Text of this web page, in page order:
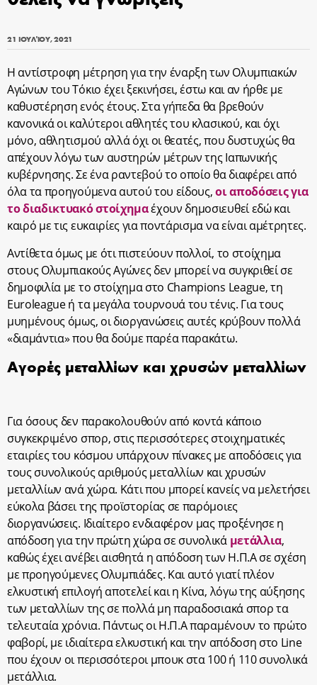
21 ΙΟΥΛΊΟΥ, 2021
Η αντίστροφη μέτρηση για την έναρξη των Ολυμπιακών
Αγώνων του Τόκιο έχει ξεκινήσει, έστω και αν ήρθε με
καθυστέρηση ενός έτους. Στα γήπεδα θα βρεθούν
κανονικά οι καλύτεροι αθλητές του κλασικού, και όχι
μόνο, αθλητισμού αλλά όχι οι θεατές, που δυστυχώς θα
απέχουν λόγω των αυστηρών μέτρων της Ιαπωνικής
κυβέρνησης. Σε ένα ραντεβού το οποίο θα διαφέρει από
όλα τα προηγούμενα αυτού του είδους,οι αποδόσεις για
το διαδικτυακό στοίχημαέχουν δημοσιευθεί εδώ και
καιρό με τις ευκαιρίες για ποντάρισμα να είναι αμέτρητες.
Αντίθετα όμως με ότι πιστεύουν πολλοί, το στοίχημα
στους Ολυμπιακούς Αγώνες δεν μπορεί να συγκριθεί σε
δημοφιλία με το στοίχημα στο Champions League, τη
Euroleague ή τα μεγάλα τουρνουά του τένις. Για τους
μυημένους όμως, οι διοργανώσεις αυτές κρύβουν πολλά
«διαμάντια» που θα δούμε παρέα παρακάτω.
Αγορές μεταλλίων και χρυσών μεταλλίων
Για όσους δεν παρακολουθούν από κοντά κάποιο
συγκεκριμένο σπορ, στις περισσότερες στοιχηματικές
εταιρίες του κόσμου υπάρχουν πίνακες με αποδόσεις για
τους συνολικούς αριθμούς μεταλλίων και χρυσών
μεταλλίων ανά χώρα. Κάτι που μπορεί κανείς να μελετήσει
εύκολα βάσει της προϊστορίας σε παρόμοιες
διοργανώσεις. Ιδιαίτερο ενδιαφέρον μας προξένησε η
απόδοση για την πρώτη χώρα σε συνολικά μετάλλια,
καθώς έχει ανέβει αισθητά η απόδοση των Η.Π.Α σε σχέση
με προηγούμενες Ολυμπιάδες. Και αυτό γιατί πλέον
ελκυστική επιλογή αποτελεί και η Κίνα, λόγω της αύξησης
των μεταλλίων της σε πολλά μη παραδοσιακά σπορ τα
τελευταία χρόνια. Πάντως οι Η.Π.Α παραμένουν το πρώτο
φαβορί, με ιδιαίτερα ελκυστική και την απόδοση στο Line
που έχουν οι περισσότεροι μπουκ στα 100 ή 110 συνολικά
μετάλλια.